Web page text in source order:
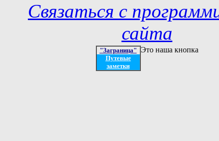
Связаться с
сайта
"Заграница"
Путевые
заметки
Это наша кнопка